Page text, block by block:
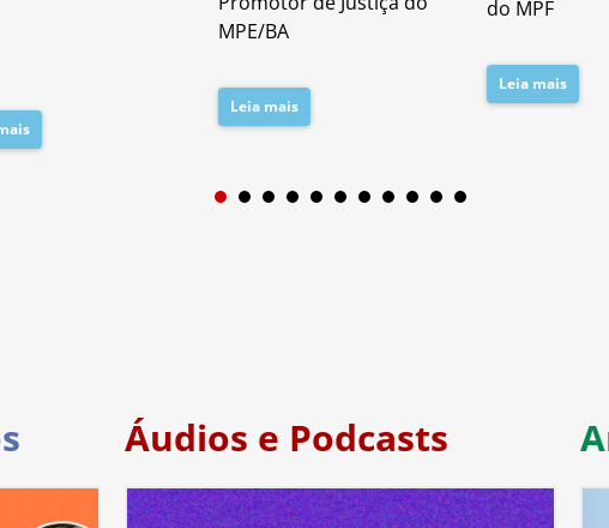
MPE/BA
Leia mais
do MPF
Leia mais
1 2
Áudios e Podcasts